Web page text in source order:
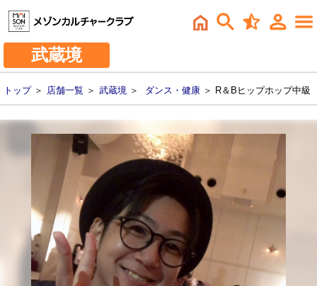
武蔵境
トップ＞ 店舗一覧 ＞ 武蔵境 ＞ ダンス・健康 ＞ R＆Bヒップホップ中級